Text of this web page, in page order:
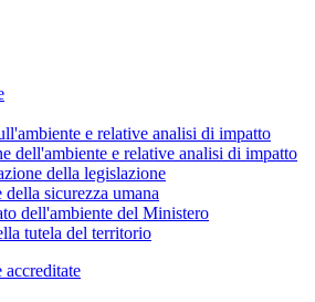
e relative analisi di impatto
dell'ambiente e relative analisi di impatto
della legislazione
della sicurezza umana
dell'ambiente del Ministero
tutela del territorio
accreditate